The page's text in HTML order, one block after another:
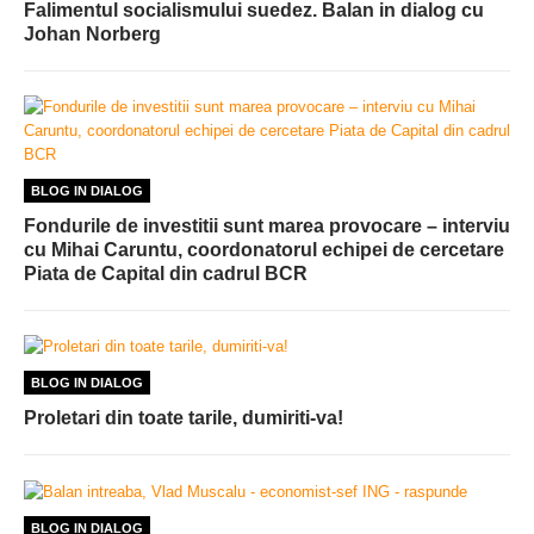
Falimentul socialismului suedez. Balan in dialog cu
Johan Norberg
BLOG IN DIALOG
Fondurile de investitii sunt marea provocare – interviu
cu Mihai Caruntu, coordonatorul echipei de cercetare
Piata de Capital din cadrul BCR
BLOG IN DIALOG
Proletari din toate tarile, dumiriti-va!
BLOG IN DIALOG